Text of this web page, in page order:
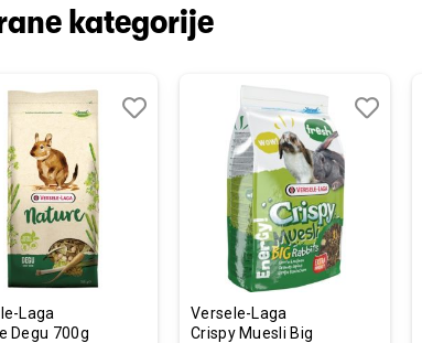
kategorije
Laga
Degu 700g
Versele-Laga
Crispy Muesli Big